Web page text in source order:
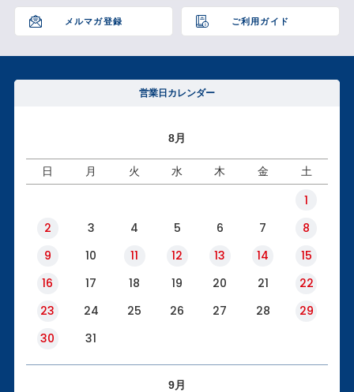
メルマガ登録 ご利用ガイド
へ
営業日カレンダー
8月
日 月 火 水 木 金 土
1
2
3 4 5 6 7
8
9
10 11 12 13 14
15
16
17 18 19 20 21
22
23
24 25 26 27 28
29
30
31
9月